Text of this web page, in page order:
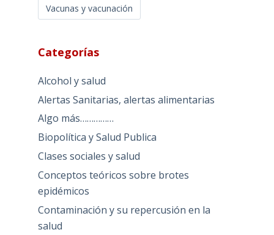
Vacunas y vacunación
Categorías
Alcohol y salud
Alertas Sanitarias, alertas alimentarias
Algo más……………
Biopolítica y Salud Publica
Clases sociales y salud
Conceptos teóricos sobre brotes
epidémicos
Contaminación y su repercusión en la
salud